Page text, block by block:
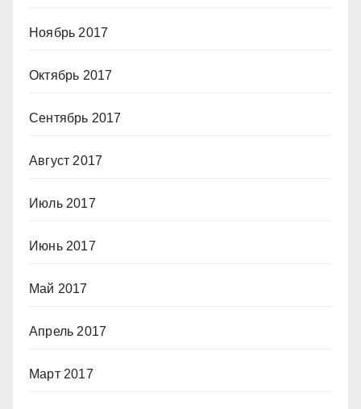
Ноябрь 2017
Октябрь 2017
Сентябрь 2017
Август 2017
Июль 2017
Июнь 2017
Май 2017
Апрель 2017
Март 2017